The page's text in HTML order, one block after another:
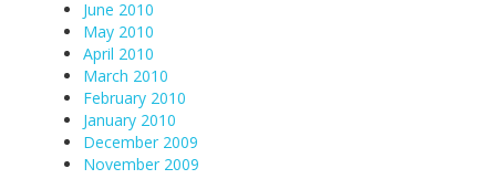
June 2010
May 2010
April 2010
March 2010
February 2010
January 2010
December 2009
November 2009